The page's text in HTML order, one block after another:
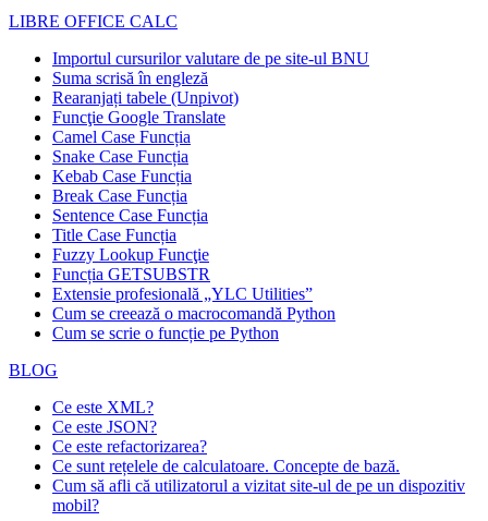
LIBRE OFFICE CALC
Importul cursurilor valutare de pe site-ul BNU
Suma scrisă în engleză
Rearanjați tabele (Unpivot)
Funcţie Google Translate
Camel Case Funcția
Snake Case Funcția
Kebab Case Funcția
Break Case Funcția
Sentence Case Funcția
Title Case Funcția
Fuzzy Lookup Funcţie
Funcția GETSUBSTR
Extensie profesională „YLC Utilities”
Cum se creează o macrocomandă Python
Cum se scrie o funcție pe Python
BLOG
Ce este XML?
Ce este JSON?
Ce este refactorizarea?
Ce sunt rețelele de calculatoare. Concepte de bază.
Cum să afli că utilizatorul a vizitat site-ul de pe un dispozitiv
mobil?